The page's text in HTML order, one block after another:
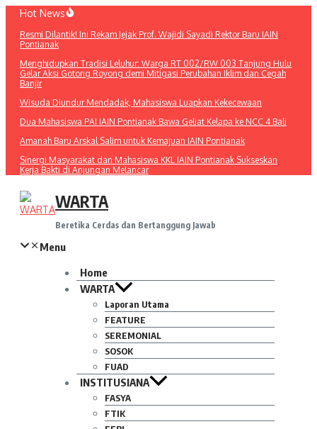
Lewati
konten
Hot News
Resmi Dilantik! Ini Rekam Jejak Prof. Wajidi Sayadi Rektor Baru IAIN
Pontianak
Menghidupkan Tradisi Leluhur: Warga RT 002/RW 003 Tanjung Hulu
Gelar Aksi Gotong Royong demi Mitigasi Perubahan Iklim dan Cegah
Banjir
Wisuda Diundur Mendadak, Mahasiswa Luapkan Kekecewaan
Dua Mahasiswa PAI IAIN Pontianak Bawa Geliat Kelapa ke NCC 4 Bali
Amanah Baru Arskal Salim untuk Kemajuan IAIN Pontianak
Sinergi Masyarakat dan Mahasiswa KKL IAIN Pontianak Sukseskan
Kerja Bakti di Anjungan Melancar
WARTA
Beretika Cerdas dan Bertanggung Jawab
Menu
Home
WARTA
Laporan Utama
FEATURE
SEREMONIAL
SOSOK
FUAD
INSTITUSIANA
FASYA
FTIK